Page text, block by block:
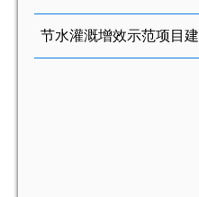
目建设管理办法
节水灌溉增效示范项目建